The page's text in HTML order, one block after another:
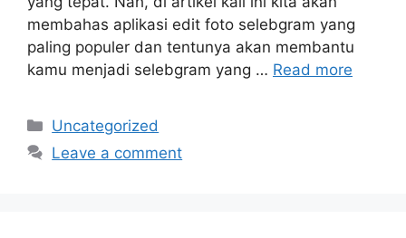
membahas aplikasi edit foto selebgram yang
paling populer dan tentunya akan membantu
kamu menjadi selebgram yang … Read more
Categories
Uncategorized
Leave a comment